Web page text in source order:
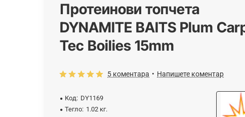
Протеинови топчета
DYNAMITE BAITS Plum
Tec Boilies 15mm
Код: DY1169
Тегло: 1.02 кг.
5 коментара • Напишете коментар